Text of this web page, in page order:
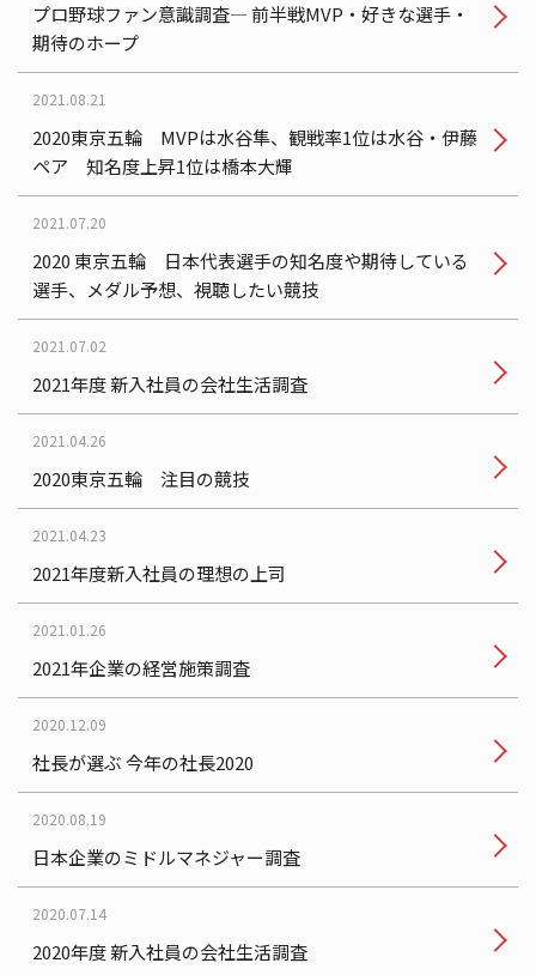
プロ野球ファン意識調査— 前半戦MVP・好きな選手・
期待のホープ
2021.08.21
2020東京五輪 MVPは水谷隼、観戦率1位は水谷・伊藤
ペア 知名度上昇1位は橋本大輝
2021.07.20
2020 東京五輪 日本代表選手の知名度や期待している
選手、メダル予想、視聴したい競技
2021.07.02
2021年度 新入社員の会社生活調査
2021.04.26
2020東京五輪 注目の競技
2021.04.23
2021年度新入社員の理想の上司
2021.01.26
2021年企業の経営施策調査
2020.12.09
社長が選ぶ 今年の社長2020
2020.08.19
日本企業のミドルマネジャー調査
2020.07.14
2020年度 新入社員の会社生活調査